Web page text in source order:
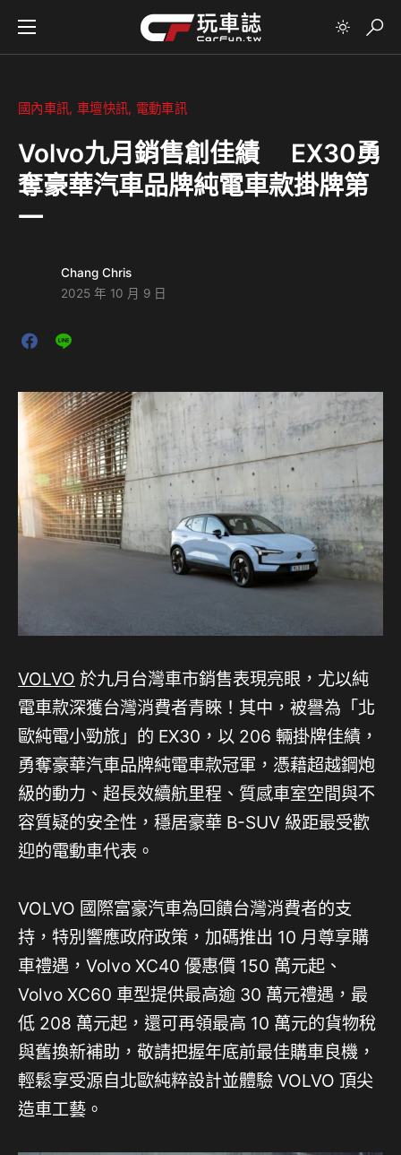
國內車訊 車壇快訊 電動車訊
Volvo九月銷售創佳績 EX30勇
奪豪華汽車品牌純電車款掛牌第
一
Chang Chris
2025 年 10 月 9 日
VOLVO 於九月台灣車市銷售表現亮眼，尤以純
電車款深獲台灣消費者青睞！其中，被譽為「北
歐純電小勁旅」的 EX30，以 206 輛掛牌佳績，
勇奪豪華汽車品牌純電車款冠軍，憑藉超越鋼炮
級的動力、超長效續航里程、質感車室空間與不
容質疑的安全性，穩居豪華 B-SUV 級距最受歡
迎的電動車代表。
VOLVO 國際富豪汽車為回饋台灣消費者的支
持，特別響應政府政策，加碼推出 10 月尊享購
車禮遇，Volvo XC40 優惠價 150 萬元起、
Volvo XC60 車型提供最高逾 30 萬元禮遇，最
低 208 萬元起，還可再領最高 10 萬元的貨物稅
與舊換新補助，敬請把握年底前最佳購車良機，
輕鬆享受源自北歐純粹設計並體驗 VOLVO 頂尖
造車工藝。